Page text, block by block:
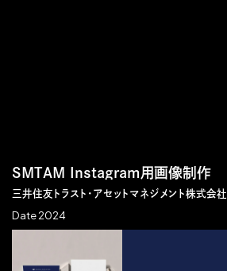
SMTAM Instagram用画像制作
三井住友トラスト・アセットマネジメント株式会社
Date 2024